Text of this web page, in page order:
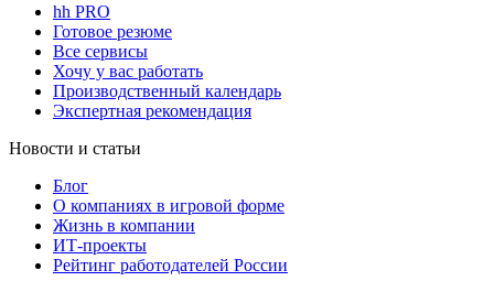
hh PRO
Готовое резюме
Все сервисы
Хочу у вас работать
Производственный календарь
Экспертная рекомендация
Новости и статьи
Блог
О компаниях в игровой форме
Жизнь в компании
ИТ-проекты
Рейтинг работодателей России